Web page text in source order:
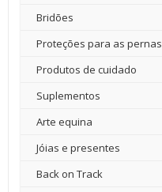
Bridões
Proteções para as pernas
Produtos de cuidado
Suplementos
Arte equina
Jóias e presentes
Back on Track